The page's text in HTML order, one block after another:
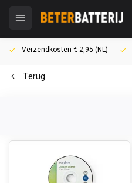
Verzendkosten € 2,95 (NL)
Terug